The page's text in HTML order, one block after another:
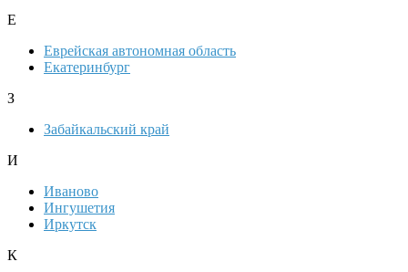
Е
Еврейская автономная область
Екатеринбург
З
Забайкальский край
И
Иваново
Ингушетия
Иркутск
К